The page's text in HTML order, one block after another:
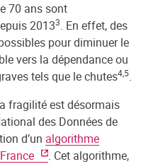
70 ans sont
20133. En effet, des
pour diminuer le
vers la dépendance ou
tels que le chutes4,5.
fragilité est désormais
des Données de
d’un algorithme
. Cet algorithme,